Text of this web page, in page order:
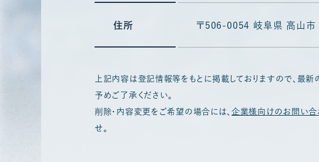
住所 〒506-0054 岐阜県 高山市
上記内容は登記情報等をもとに掲載しておりますので、最新
予めご了承ください。
削除・内容変更をご希望の場合には、企業様向けのお問い合
せ。